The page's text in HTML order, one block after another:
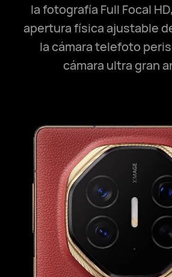
la fotografía Full Focal
apertura física ajustable
la cámara telefoto
cámara ultra gran